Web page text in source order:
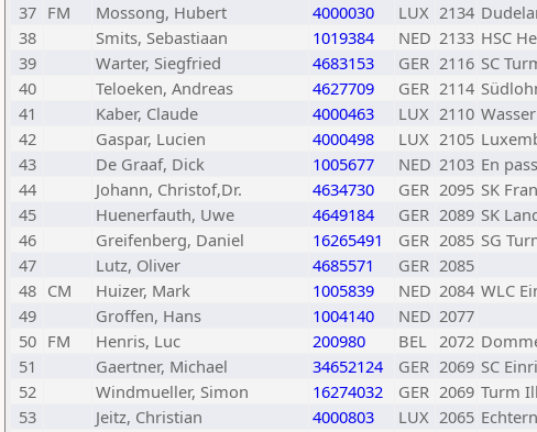
37 FM Mossong, Hubert 4000030 LUX 2134
38
Smits, Sebastiaan 1019384 NED 2133 HSC
39
Warter, Siegfried 4683153 GER 2116 SC
40
Teloeken, Andreas 4627709 GER 2114
41
Kaber, Claude 4000463 LUX 2110
42
Gaspar, Lucien 4000498 LUX 2105
43
De Graaf, Dick 1005677 NED 2103 En
44
Johann, Christof,Dr. 4634730 GER 2095 SK
45
Huenerfauth, Uwe 4649184 GER 2089 SK
46
Greifenberg, Daniel 16265491 GER 2085 SG
47
Lutz, Oliver 4685571 GER 2085
48 CM Huizer, Mark 1005839 NED 2084 WLC
49
Groffen, Hans 1004140 NED 2077
50 FM Henris, Luc 200980 BEL 2072
51
Gaertner, Michael 34652124 GER 2069 SC
52
Windmueller, Simon 16274032 GER 2069 Turm
53
Jeitz, Christian 4000803 LUX 2065